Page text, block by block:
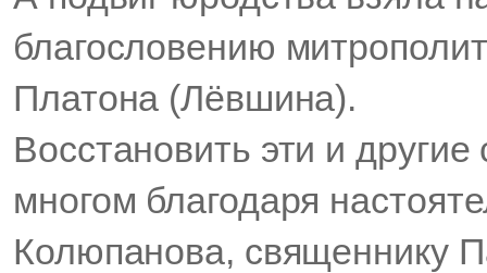
благословению
Платона (Лёвшина).
Восстановить эти и
многом благодаря
Колюпанова, священнику